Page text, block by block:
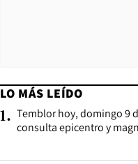
LO MÁS LEÍDO
1. Temblor hoy, domingo 9
consulta epicentro y